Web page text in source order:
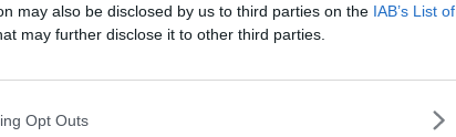
may also be disclosed by us to third parties on the IAB’s List of
may further disclose it to other third parties.
Opt Outs